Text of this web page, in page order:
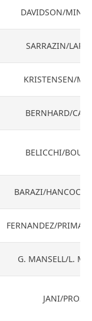
DAVIDSON/
SARRAZIN/
KRISTENSEN/
BERNHARD/
BELICCHI/
BARAZI/HANCOCK/
FERNANDEZ/
G. MANSELL/L.
JANI/PROST